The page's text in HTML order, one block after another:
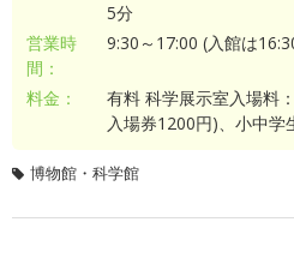
5分
営業時
間：
9:30～17:00 (入館は
料金：
有料 科学展示室入場料
入場券1200円)、小中学
博物館・科学館